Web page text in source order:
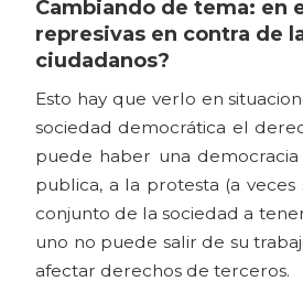
Cambiando de tema: en
represivas en contra de
ciudadanos?
Esto hay que verlo en
sociedad democrática el
puede haber una
publica, a la protesta (a
conjunto de la sociedad a
uno no puede salir de su
afectar derechos de terceros.